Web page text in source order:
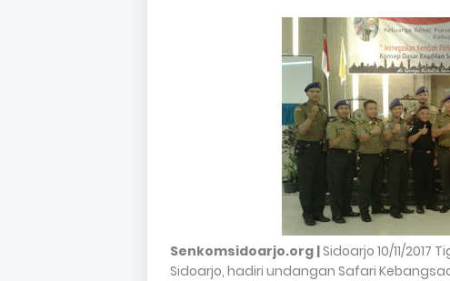
Senkomsidoarjo.org |Sidoarjo 10/11/
Sidoarjo, hadiri undangan Safari